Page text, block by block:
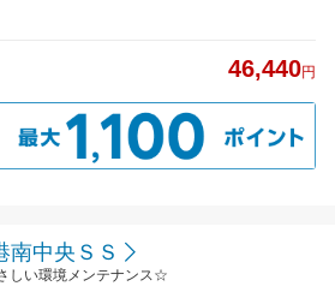
46,440円
南中央ＳＳ
しい環境メンテナンス☆